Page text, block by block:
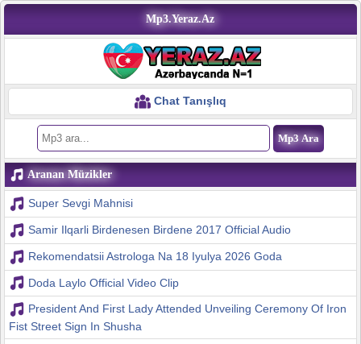
Mp3.Yeraz.Az
Chat Tanışlıq
Aranan Müzikler
Super Sevgi Mahnisi
Samir Ilqarli Birdenesen Birdene 2017 Official Audio
Rekomendatsii Astrologa Na 18 Iyulya 2026 Goda
Doda Laylo Official Video Clip
President And First Lady Attended Unveiling Ceremony Of Iron
Fist Street Sign In Shusha